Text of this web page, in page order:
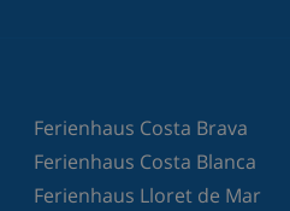
Ferienhaus Costa Brava
Ferienhaus Costa Blanca
Ferienhaus Lloret de Mar